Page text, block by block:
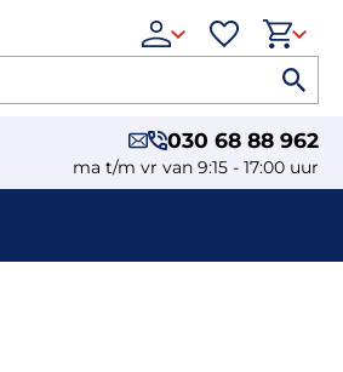
030 68 88 962
ma t/m vr van 9:15 - 17:00 uur